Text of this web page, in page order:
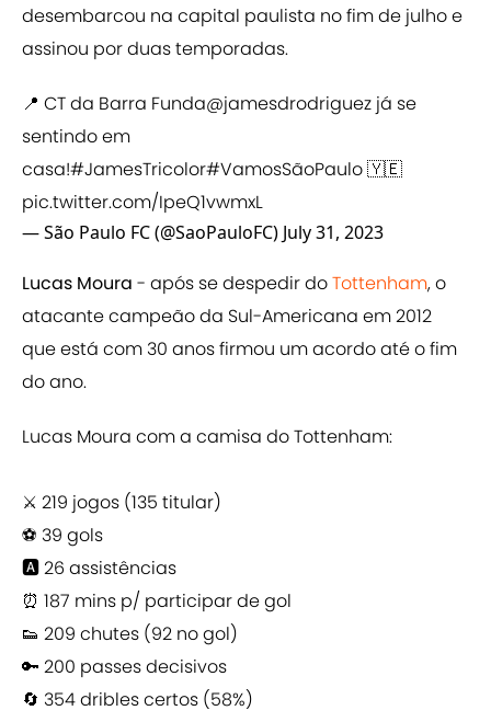
desembarcou na capital paulista no fim de julho e
assinou por duas temporadas.
📍 CT da Barra Funda@jamesdrodriguez já se
sentindo em
casa!#JamesTricolor#VamosSãoPaulo🇾🇪
pic.twitter.com/IpeQ1vwmxL
— São Paulo FC (@SaoPauloFC) July 31, 2023
Lucas Moura - após se despedir doTottenham, o
atacante campeão da Sul-Americana em 2012
que está com 30 anos firmou um acordo até o fim
do ano.
Lucas Moura com a camisa do Tottenham:
⚔️ 219 jogos (135 titular)
⚽️ 39 gols
🅰️ 26 assistências
⏰ 187 mins p/ participar de gol
👟 209 chutes (92 no gol)
🔑 200 passes decisivos
🔄 354 dribles certos (58%)